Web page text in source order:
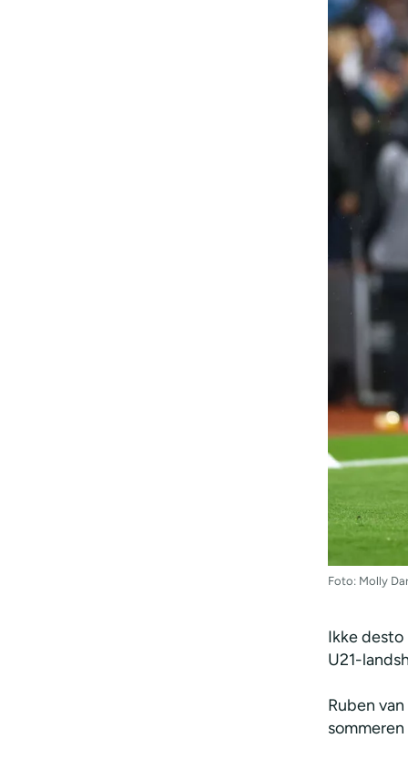
Foto: Molly
Ikke
U21-
Ruben